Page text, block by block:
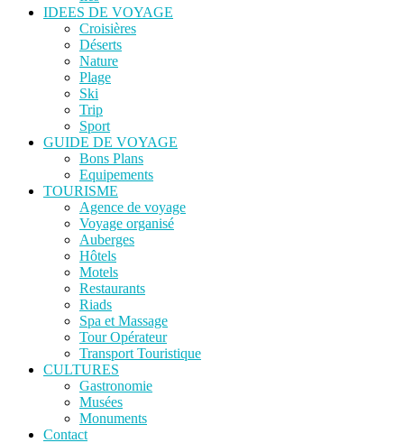
IDEES DE VOYAGE
Croisières
Déserts
Nature
Plage
Ski
Trip
Sport
GUIDE DE VOYAGE
Bons Plans
Equipements
TOURISME
Agence de voyage
Voyage organisé
Auberges
Hôtels
Motels
Restaurants
Riads
Spa et Massage
Tour Opérateur
Transport Touristique
CULTURES
Gastronomie
Musées
Monuments
Contact